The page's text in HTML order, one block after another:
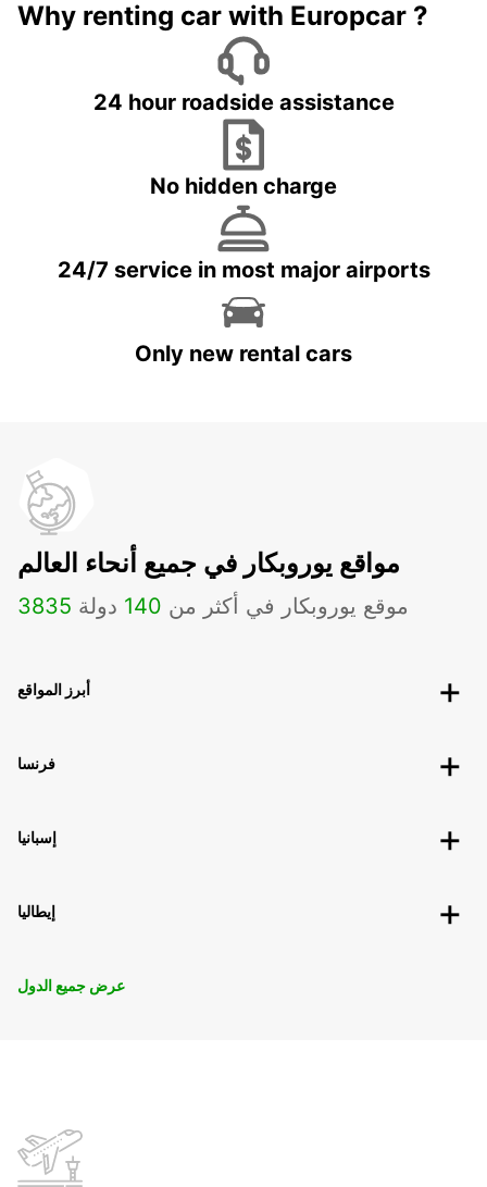
Why renting car with Europcar ?
24 hour roadside assistance
No hidden charge
24/7 service in most major airports
Only new rental cars
مواقع يوروبكار في جميع أنحاء العالم
3835 موقع يوروبكار في أكثر من 140 دولة
أبرز المواقع
فرنسا
إسبانيا
إيطاليا
عرض جميع الدول